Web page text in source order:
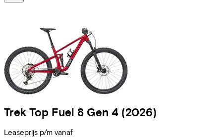
Trek Top Fuel 8 Gen 4 (2026)
Leaseprijs p/m vanaf